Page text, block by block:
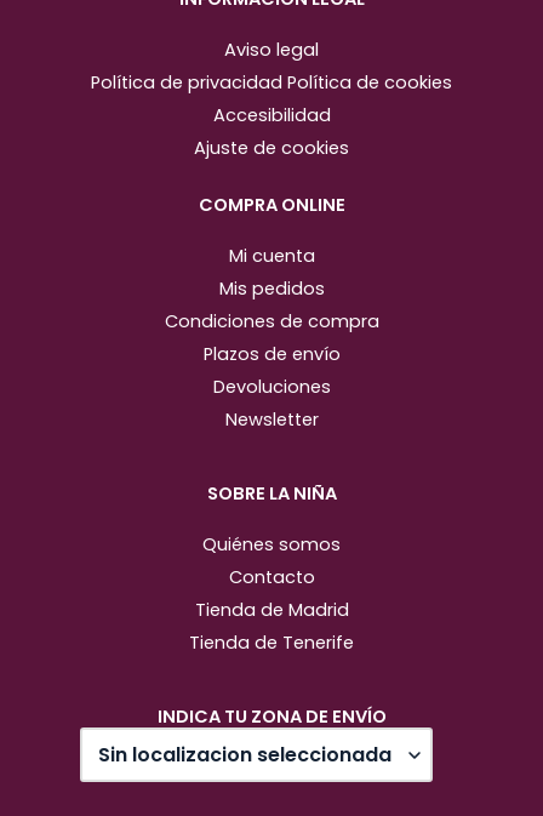
a
g
r
m
e
b
o
o
Aviso legal
Política de privacidad Política de cookies
Accesibilidad
Ajuste de cookies
COMPRA ONLINE
Mi cuenta
Mis pedidos
Condiciones de compra
Plazos de envío
Devoluciones
Newsletter
SOBRE LA NIÑA
Quiénes somos
Contacto
Tienda de Madrid
Tienda de Tenerife
INDICA TU ZONA DE ENVÍO